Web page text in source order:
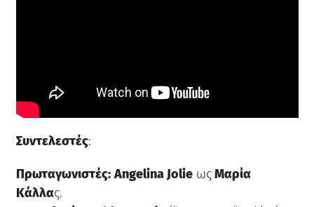
Συντελεστές:
Πρωταγωνιστές: Angelina JolieωςΜαρία
Κάλλας.